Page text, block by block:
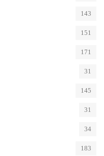
143
151
171
31
145
31
34
183